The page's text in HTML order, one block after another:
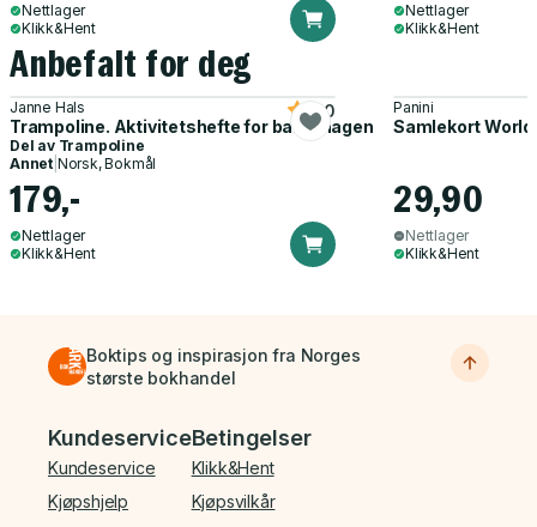
Nettlager
Klikk&Hent
Nettlager
Klikk&Hent
Anbefalt for deg
Janne Hals
Trampoline. Aktivitetshefte for barnehagen
5.0
Del av Trampoline
Annet Norsk, Bokmål
179,-
Nettlager
Klikk&Hent
Panini
Samlekort
29,90
Nettlager
Klikk&Hent
Boktips og inspirasjon fra Norges
største bokhandel
Bunnmeny
Kundeservice
Kundeservice
Kjøpshjelp
Betingelser
Klikk&Hent
Kjøpsvilkår